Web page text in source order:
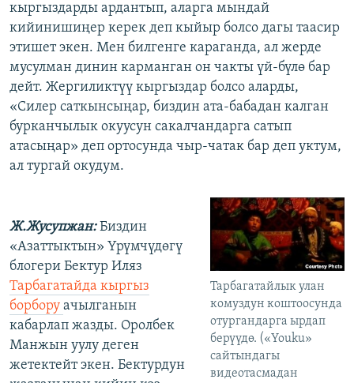
кыргыздарды ардантып, аларга мындай
кийинишиңер керек деп кыйыр болсо дагы таасир
этишет экен. Мен билгенге караганда, ал жерде
мусулман динин карманган он чакты үй-бүлө бар
дейт. Жергиликтүү кыргыздар болсо аларды,
«Силер саткынсыңар, биздин ата-бабадан калган
бурканчылык окуусун сакалчандарга сатып
атасыңар» деп ортосунда чыр-чатак бар деп уктум,
ал тургай окудум.
Тарбагатайлык улан
комуздун коштоосунда
отургандарга ырдап
берүүдө. («Youku»
сайтындагы
видеотасмадан
Ж.Жусупжан:Биздин
«Азаттыктын» Үрүмчүдөгү
блогери Бектур Иляз
Тарбагатайда кыргыз
борбору ачылганын
кабарлап жазды. Оролбек
Манжын уулу деген
жетектейт экен. Бектурдун